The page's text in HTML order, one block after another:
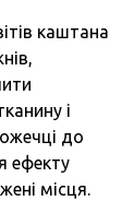
каштана
і
до
ефекту
місця.